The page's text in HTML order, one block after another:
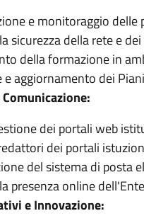
e monitoraggio
sicurezza della rete e
della formazione in
e aggiornamento dei
dei portali web
dei portali
del sistema di posta
presenza online dell'Ente
e Innovazione: